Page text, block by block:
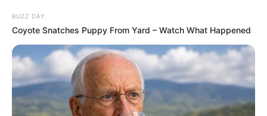
BUZZ DAY
Coyote Snatches Puppy From Yard – Watch What Happened